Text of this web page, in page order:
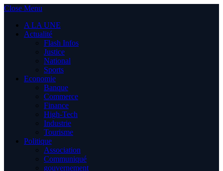
Close Menu
A LA UNE
Actualité
Flash Infos
Justice
National
Sports
Economie
Banque
Commerce
Finance
High-Tech
Industrie
Tourisme
Politique
Association
Communiqué
gouvernement